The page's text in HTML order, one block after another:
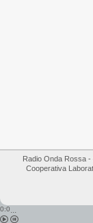
Radio Onda Rossa-
Cooperativa
0:0...